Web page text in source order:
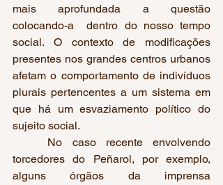
mais aprofundada a questão
colocando-a  dentro do nosso tempo
social. O contexto de modificações
presentes nos grandes centros urbanos
afetam o comportamento de indivíduos
plurais pertencentes a um sistema em
que há um esvaziamento político do
sujeito social.
torcedores do Peñarol, por exemplo,
alguns órgãos da imprensa